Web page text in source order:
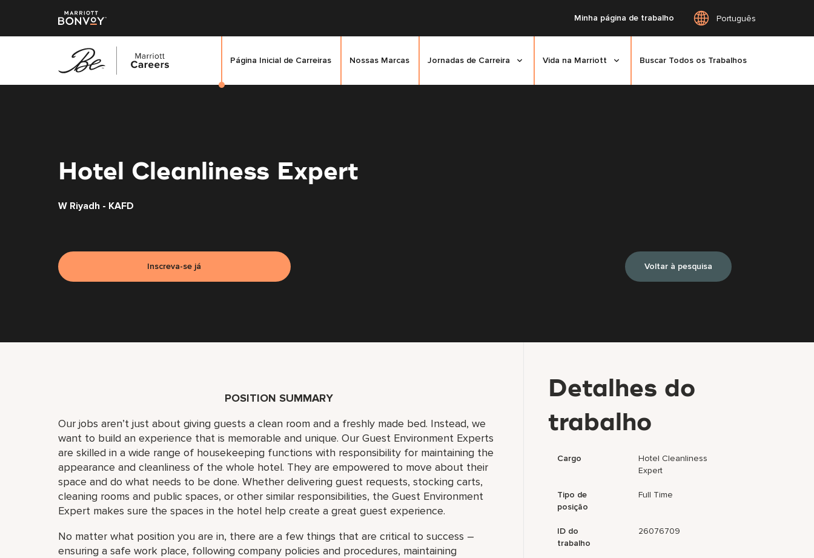
Minha página de trabalho Português
Página Inicial de Carreiras Nossas Marcas Jornadas de Carreira Vida na Marriott Buscar Todos os Trabalhos
Hotel Cleanliness Expert
W Riyadh - KAFD
Inscreva-se já Voltar à pesquisa
POSITION SUMMARY
Our jobs aren’t just about giving guests a clean room and a freshly made bed. Instead, we
want to build an experience that is memorable and unique. Our Guest Environment Experts
are skilled in a wide range of housekeeping functions with responsibility for maintaining the
appearance and cleanliness of the whole hotel. They are empowered to move about their
space and do what needs to be done. Whether delivering guest requests, stocking carts,
cleaning rooms and public spaces, or other similar responsibilities, the Guest Environment
Expert makes sure the spaces in the hotel help create a great guest experience.
No matter what position you are in, there are a few things that are critical to success –
ensuring a safe work place, following company policies and procedures, maintaining
Detalhes do
trabalho
Cargo
Hotel Cleanliness
Expert
Tipo de
posição
Full Time
ID do
trabalho
26076709